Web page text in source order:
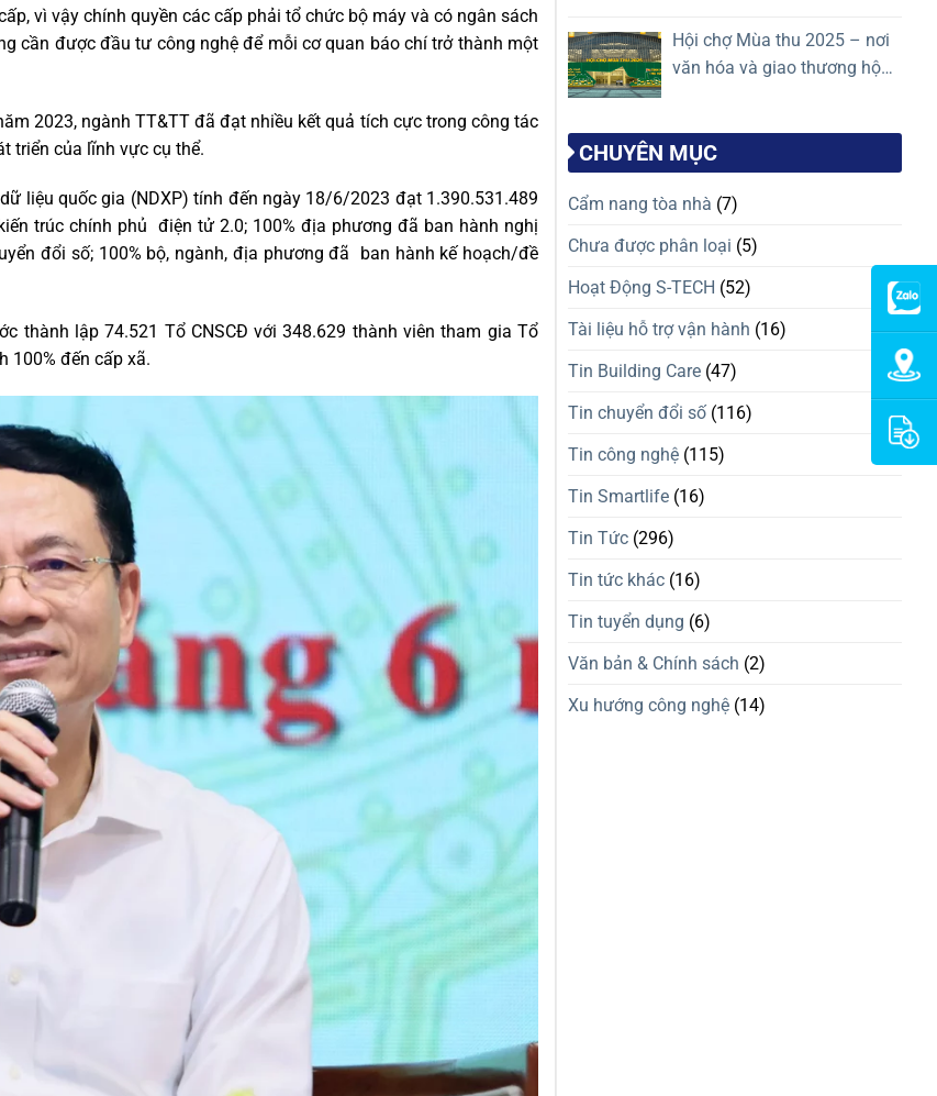
vì vậy chính quyền các cấp phải tổ chức bộ máy và có ngân sách
cần được đầu tư công nghệ để mỗi cơ quan báo chí trở thành một
2023, ngành TT&TT đã đạt nhiều kết quả tích cực trong công tác
triển của lĩnh vực cụ thể.
liệu quốc gia (NDXP) tính đến ngày 18/6/2023 đạt 1.390.531.489
trúc chính phủ điện tử 2.0; 100% địa phương đã ban hành nghị
đổi số; 100% bộ, ngành, địa phương đã ban hành kế hoạch/đề
thành lập 74.521 Tổ CNSCĐ với 348.629 thành viên tham gia Tổ
100% đến cấp xã.
Hội chợ Mùa thu 2025 – nơi
văn hóa và giao thương hội
CHUYÊN MỤC
Cẩm nang tòa nhà (7)
Chưa được phân loại (5)
Hoạt Động S-TECH (52)
Tài liệu hỗ trợ vận hành (16)
Tin Building Care (47)
Tin chuyển đổi số (116)
Tin công nghệ (115)
Tin Smartlife (16)
Tin Tức (296)
Tin tức khác (16)
Tin tuyển dụng (6)
Văn bản & Chính sách (2)
Xu hướng công nghệ (14)